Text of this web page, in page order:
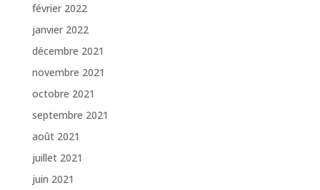
février 2022
janvier 2022
décembre 2021
novembre 2021
octobre 2021
septembre 2021
août 2021
juillet 2021
juin 2021